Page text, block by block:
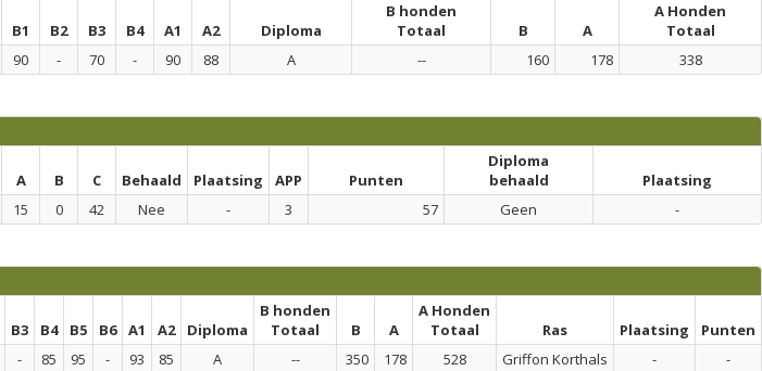
B1 B2 B3 B4 A1 A2 Diploma
B honden
Totaal
B A
A Honden
Totaal
90 - 70 - 90 88 A -- 160 178 338
A B C Behaald Plaatsing APP Punten
Diploma
behaald
Plaatsing
15 0 42 Nee - 3 57 Geen -
B3 B4 B5 B6 A1 A2 Diploma
B honden
Totaal
B A
A Honden
Totaal
Ras Plaatsing
Punten
- 85 95 - 93 85 A -- 350 178 528 Griffon Korthals - -